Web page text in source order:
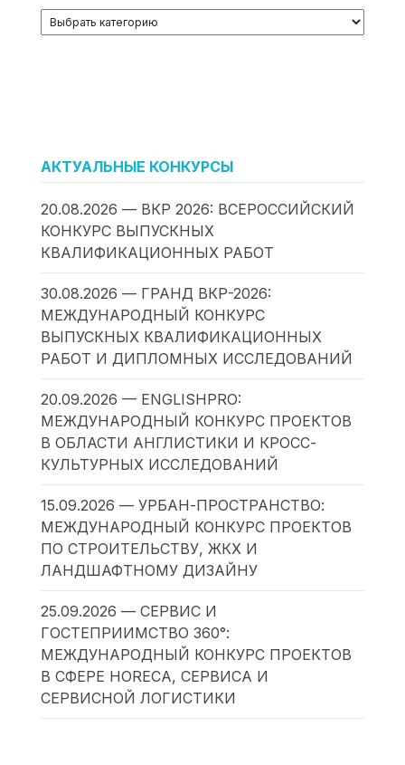
АКТУАЛЬНЫЕ КОНКУРСЫ
20.08.2026 — ВКР 2026: ВСЕРОССИЙСКИЙ
КОНКУРС ВЫПУСКНЫХ
КВАЛИФИКАЦИОННЫХ РАБОТ
30.08.2026 — ГРАНД ВКР-2026:
МЕЖДУНАРОДНЫЙ КОНКУРС
ВЫПУСКНЫХ КВАЛИФИКАЦИОННЫХ
РАБОТ И ДИПЛОМНЫХ ИССЛЕДОВАНИЙ
20.09.2026 — ENGLISHPRO:
МЕЖДУНАРОДНЫЙ КОНКУРС ПРОЕКТОВ
В ОБЛАСТИ АНГЛИСТИКИ И КРОСС-
КУЛЬТУРНЫХ ИССЛЕДОВАНИЙ
15.09.2026 — УРБАН-ПРОСТРАНСТВО:
МЕЖДУНАРОДНЫЙ КОНКУРС ПРОЕКТОВ
ПО СТРОИТЕЛЬСТВУ, ЖКХ И
ЛАНДШАФТНОМУ ДИЗАЙНУ
25.09.2026 — СЕРВИС И
ГОСТЕПРИИМСТВО 360°:
МЕЖДУНАРОДНЫЙ КОНКУРС ПРОЕКТОВ
В СФЕРЕ HORECA, СЕРВИСА И
СЕРВИСНОЙ ЛОГИСТИКИ